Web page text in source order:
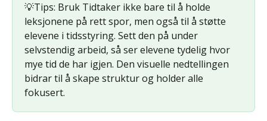
💡Tips: Bruk Tidtaker ikke bare til å holde
leksjonene på rett spor, men også til å støtte
elevene i tidsstyring. Sett den på under
selvstendig arbeid, så ser elevene tydelig hvor
mye tid de har igjen. Den visuelle nedtellingen
bidrar til å skape struktur og holder alle
fokusert.